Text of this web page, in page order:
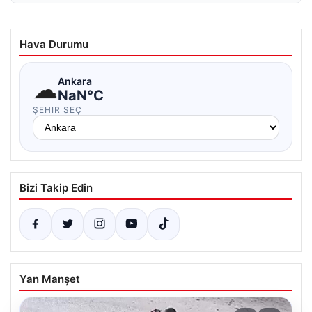
Hava Durumu
☁Ankara
NaN°C
ŞEHIR SEÇ
Bizi Takip Edin
Yan Manşet